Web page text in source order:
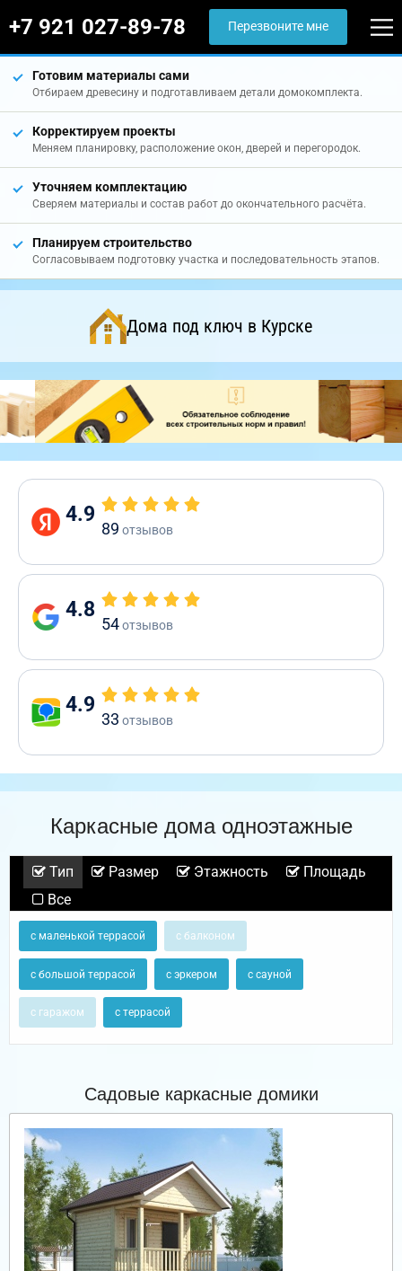
+7 921 027-89-78 Перезвоните мне
Готовим материалы сами
Отбираем древесину и подготавливаем детали домокомплекта.
Корректируем проекты
Меняем планировку, расположение окон, дверей и перегородок.
Уточняем комплектацию
Сверяем материалы и состав работ до окончательного расчёта.
Планируем строительство
Согласовываем подготовку участка и последовательность этапов.
Дома под ключ в Курске
4.9
89 отзывов
4.8
54отзывов
4.9
33 отзывов
Каркасные дома одноэтажные
Тип Размер Этажность
Площадь
Все
с маленькой террасой с балконом
с большой террасой с эркером с сауной
с гаражом с террасой
Садовые каркасные домики